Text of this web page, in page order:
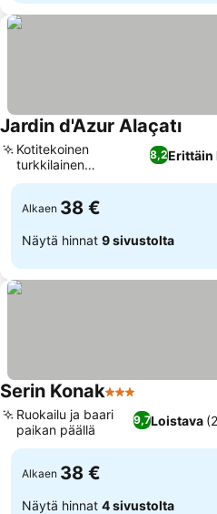
Jardin d'Azur Alaçatı
8,2Erittäin
Kotitekoinen
turkkilainen
aamiaisjuhla
Alkaen 38 €
Näytä hinnat 9 sivustolta
Serin Konak3 Tähtiluokitus
9,7Loistava
Ruokailu ja baari
paikan päällä
Alkaen 38 €
Näytä hinnat 4 sivustolta